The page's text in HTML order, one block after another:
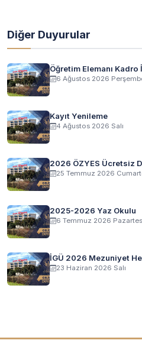
Diğer Duyurular
Öğretim Elemanı
6 Ağustos 2026
Kayıt Yenileme
4 Ağustos 2026 Salı
2026 ÖZYES Ücretsiz
25 Temmuz 2026
2025-2026 Yaz Okulu
6 Temmuz 2026
İGÜ 2026 Mezuniyet
23 Haziran 2026 Salı